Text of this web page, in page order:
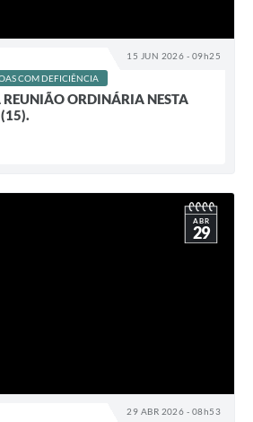
15 JUN 2026 - 09h25
COM DEFICIÊNCIA
ORDINÁRIA NESTA
29 ABR 2026 - 08h53
ABR
29